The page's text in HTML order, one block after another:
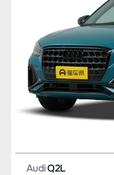
AudiQ2L